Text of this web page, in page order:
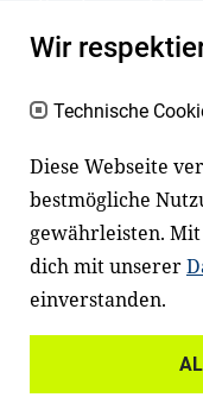
haben aber
an Familien
Lehrer*innen
mit
Einrichtungen,
und anderen
Wir
Technische
Diese Webseite
bestmögliche
gewährleisten.
dich mit unserer
einverstanden.